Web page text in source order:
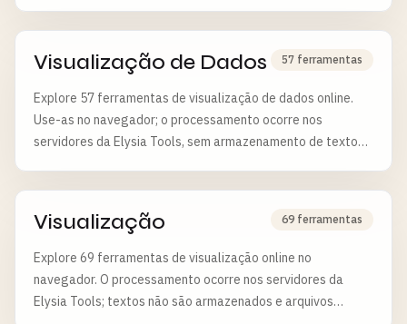
Visualização de Dados 57 ferramentas
Explore 57 ferramentas de visualização de dados online.
Use-as no navegador; o processamento ocorre nos
servidores da Elysia Tools, sem armazenamento de textos
Visualização 69 ferramentas
Explore 69 ferramentas de visualização online no
navegador. O processamento ocorre nos servidores da
Elysia Tools; textos não são armazenados e arquivos